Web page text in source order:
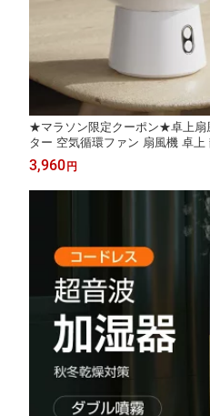
★マラソン限定クーポン★卓上扇
ター 空気循環ファン 扇風機 卓
自動首振り 液晶ディスプレイ タ
気 衣類乾燥 部屋干し 節電省エネ
3,960円